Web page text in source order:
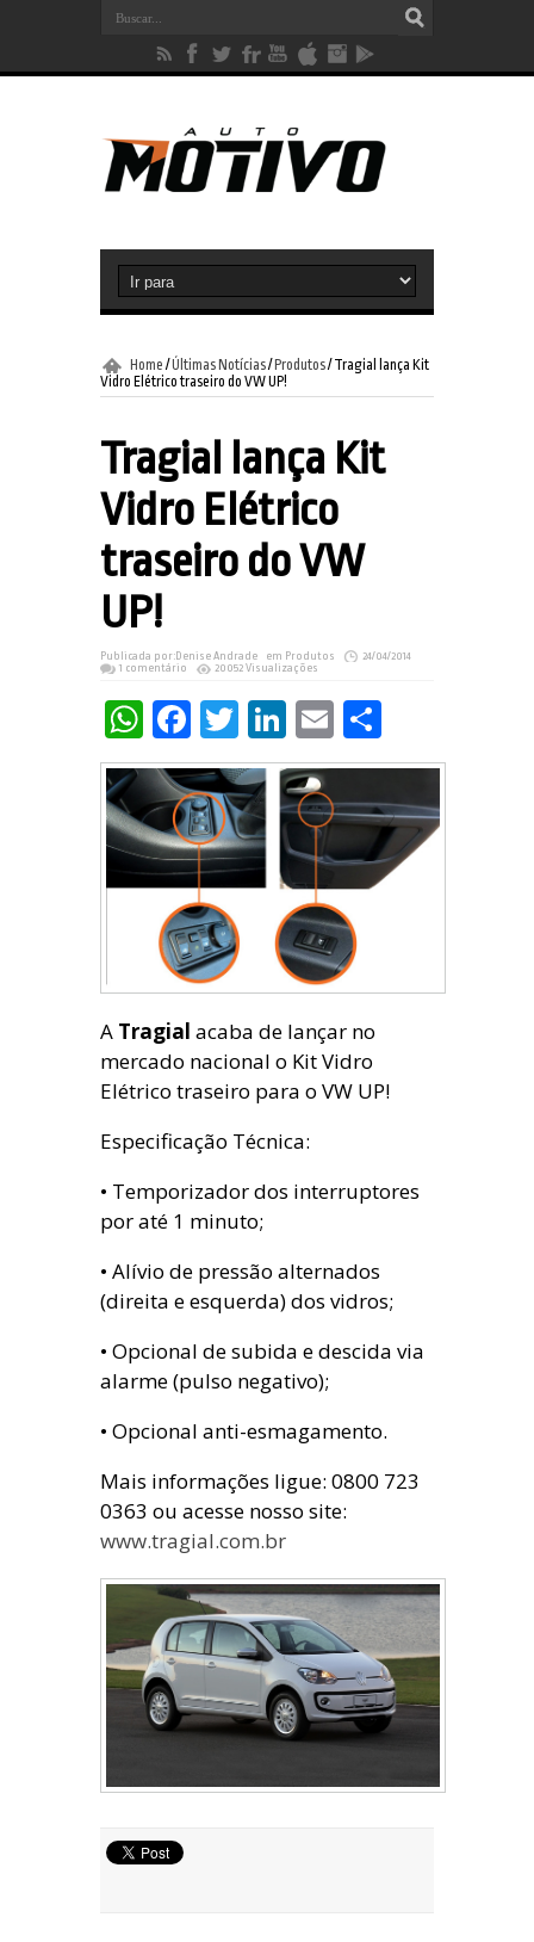
Home /Últimas Notícias/ Produtos/Tragial lança Kit
Vidro Elétrico traseiro do VW UP!
Tragial lança Kit
Vidro Elétrico
traseiro do VW
UP!
Publicada por: Denise Andrade em Produtos
24/04/2014
1 comentário
20052 Visualizações
WhatsApp
Facebook
Twitter
LinkedIn
Email
A Tragial acaba de lançar no
mercado nacional o Kit Vidro
Elétrico traseiro para o VW UP!
Especificação Técnica:
• Temporizador dos interruptores
por até 1 minuto;
• Alívio de pressão alternados
(direita e esquerda) dos vidros;
• Opcional de subida e descida via
alarme (pulso negativo);
• Opcional anti-esmagamento.
Mais informações ligue: 0800 723
0363 ou acesse nosso site:
www.tragial.com.br